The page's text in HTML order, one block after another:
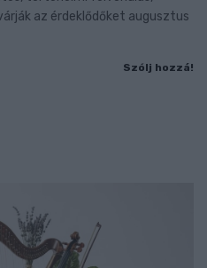
az érdeklődőket augusztus
Szólj hozzá!